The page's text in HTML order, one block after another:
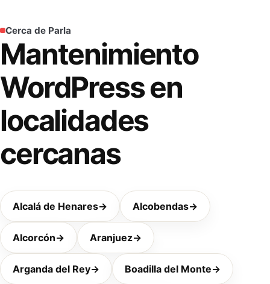
Cerca de Parla
Mantenimiento
WordPress en
localidades
cercanas
Alcalá de Henares→ Alcobendas→
Alcorcón→ Aranjuez→
Arganda del Rey→ Boadilla del Monte→